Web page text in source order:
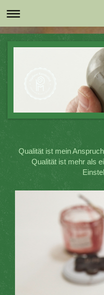
Qualität ist mein
Qualität ist mehr als